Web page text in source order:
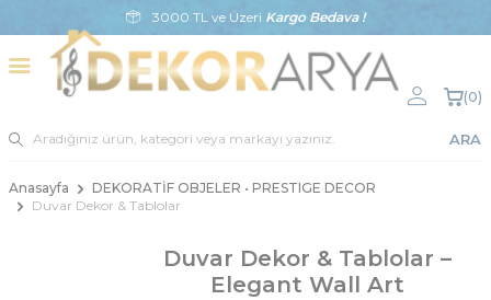
3000 TL ve Üzeri Kargo Bedava !
ARA
(0)
Anasayfa
DEKORATİF OBJELER • PRESTIGE DECOR
Duvar Dekor & Tablolar
Duvar Dekor & Tablolar –
Elegant Wall Art